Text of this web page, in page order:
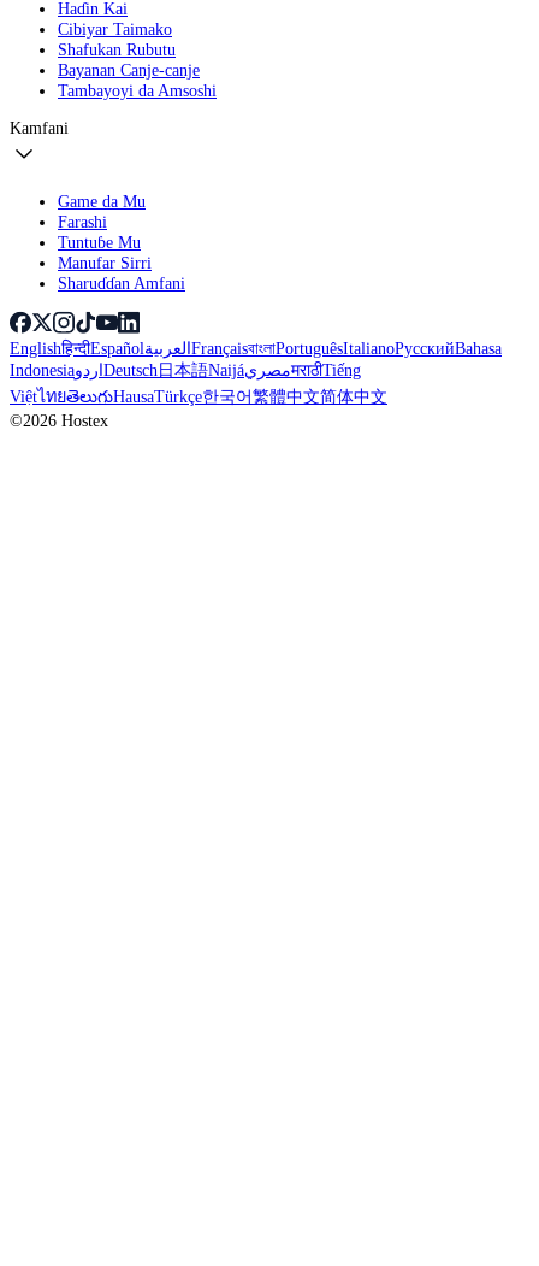
Haɗin Kai
Cibiyar Taimako
Shafukan Rubutu
Bayanan Canje-canje
Tambayoyi da Amsoshi
Kamfani
Game da Mu
Farashi
Tuntuɓe Mu
Manufar Sirri
Sharuɗɗan Amfani
Englishहिन्दीEspañolالعربيةFrançaisবাংলাPortuguêsItalianoРусскийBahasa
IndonesiaاردوDeutsch日本語NaijáمصريमराठीTiếng
ViệtไทยతెలుగుHausaTürkçe한국어繁體中文简体中文
©2026 Hostex